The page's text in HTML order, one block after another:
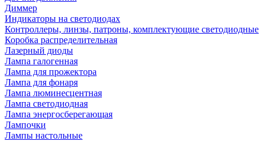
Диммер
Индикаторы на светодиодах
Контроллеры, линзы, патроны, комплектующие светодиодные
Коробка распределительная
Лазерный диоды
Лампа галогенная
Лампа для прожектора
Лампа для фонаря
Лампа люминесцентная
Лампа светодиодная
Лампа энергосберегающая
Лампочки
Лампы настольные